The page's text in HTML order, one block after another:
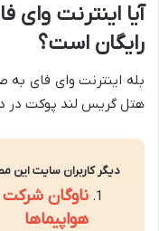
آیا اینترنت
رایگان است؟
بله اینترنت وای فای
هتل گریس لند پوکت
دیگر کاربران سایت این
ناوگان شرکت
هواپیماها